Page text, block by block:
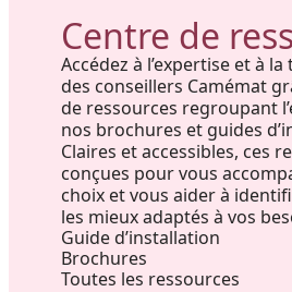
Centre de
Accédez à l’expertise et à
des conseillers Camémat
de ressources regroupant
nos brochures et guides
Claires et accessibles, ces
conçues pour vous
choix et vous aider à
les mieux adaptés à vos
Guide d’installation
Brochures
Toutes les ressources